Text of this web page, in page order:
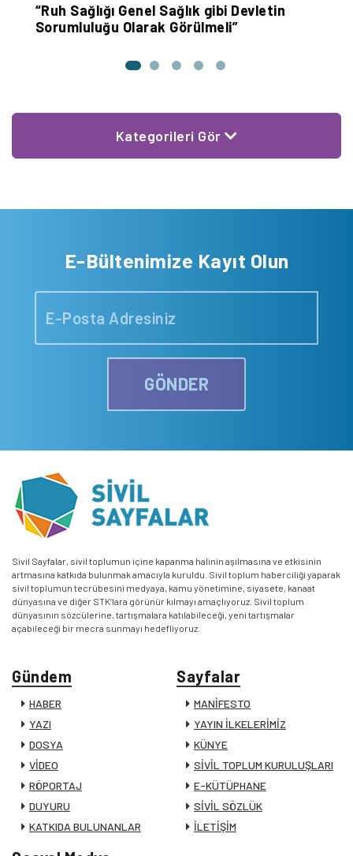
“Ruh Sağlığı Genel Sağlık gibi Devletin
Sorumluluğu Olarak Görülmeli”
Kategorileri Gör
E-Bültenimize Kayıt Olun
GÖNDER
Sivil Sayfalar, sivil toplumun içine kapanma halinin aşılmasına ve etkisinin
artmasına katkıda bulunmak amacıyla kuruldu. Sivil toplum haberciliği yaparak
sivil toplumun tecrübesini medyaya, kamu yönetimine, siyasete, kanaat
dünyasına ve diğer STK’lara görünür kılmayı amaçlıyoruz. Sivil toplum
dünyasının sözcülerine, tartışmalara katılabileceği, yeni tartışmalar
açabileceği bir mecra sunmayı hedefliyoruz.
Gündem
HABER
YAZI
DOSYA
VİDEO
RÖPORTAJ
DUYURU
KATKIDA BULUNANLAR
Sayfalar
MANİFESTO
YAYIN İLKELERİMİZ
KÜNYE
SİVİL TOPLUM KURULUŞLARI
E-KÜTÜPHANE
SİVİL SÖZLÜK
İLETİŞİM